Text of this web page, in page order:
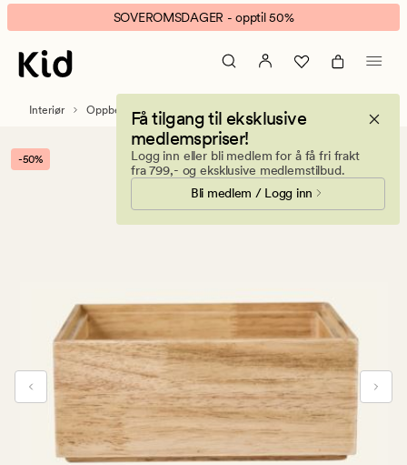
Elly
stablebar
oppbevaringsboks
natur
banner.
Klikk
ESCAPE
pause.
SOVEROMSDAGER - opptil 50%
Få tilgang til eksklusive
medlemspriser!
Logg inn eller bli medlem for å få fri frakt
fra 799,- og eksklusive medlemstilbud.
Bli medlem / Logg inn
Interiør Oppbevaring
-50%